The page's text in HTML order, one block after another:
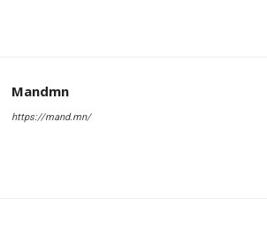
Mandmn
https://mand.mn/